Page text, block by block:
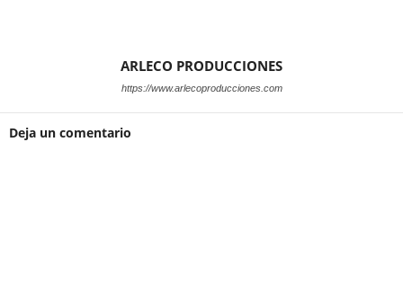
ARLECO PRODUCCIONES
https://www.arlecoproducciones.com
Deja un comentario